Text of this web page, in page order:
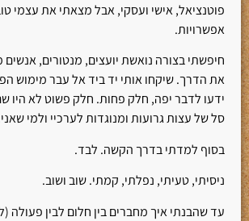
פוטנציאל, אישי ועסקי, אבל מצאתי את עצמי
אפשרויות.
חיפשתי בצורה נואשת יועצים, מנטורים, אנשים
את הדרך. שיקחו אותי יד ביד אל עבר מימוש
ידעו לדבר יפה, חלק פחות. חלק פשוט לא היו
סל של עצות גרועות ומנוגדות לערכיי ולמי
בסוף למדתי בדרך הקשה. לבד.
ניסיתי, טעיתי, נפלתי, קמתי. שוב ושוב.
עד שהבנתי איך מחברים בין חלום לבין פעולה